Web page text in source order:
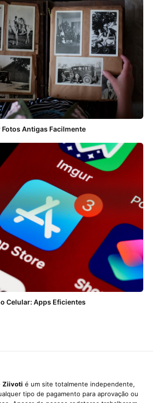
Antigas Facilmente
Celular: Apps Eficientes
Ziivoti é um site totalmente independente,
tipo de pagamento para aprovação ou